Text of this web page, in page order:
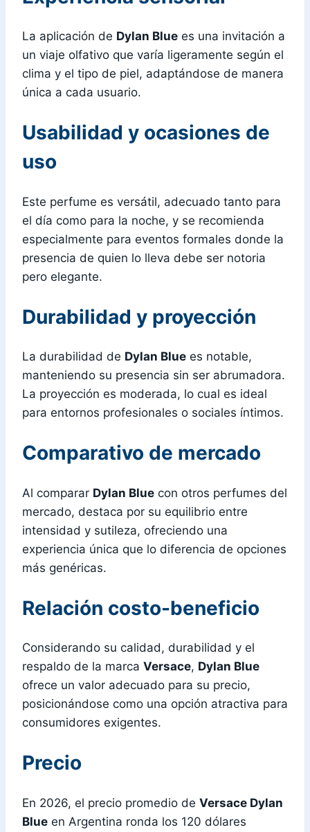
La aplicación de Dylan Blue es una invitación a
un viaje olfativo que varía ligeramente según el
clima y el tipo de piel, adaptándose de manera
única a cada usuario.
Usabilidad y ocasiones de
uso
Este perfume es versátil, adecuado tanto para
el día como para la noche, y se recomienda
especialmente para eventos formales donde la
presencia de quien lo lleva debe ser notoria
pero elegante.
Durabilidad y proyección
La durabilidad de Dylan Blue es notable,
manteniendo su presencia sin ser abrumadora.
La proyección es moderada, lo cual es ideal
para entornos profesionales o sociales íntimos.
Comparativo de mercado
Al comparar Dylan Blue con otros perfumes del
mercado, destaca por su equilibrio entre
intensidad y sutileza, ofreciendo una
experiencia única que lo diferencia de opciones
más genéricas.
Relación costo-beneficio
Considerando su calidad, durabilidad y el
respaldo de la marca Versace, Dylan Blue
ofrece un valor adecuado para su precio,
posicionándose como una opción atractiva para
consumidores exigentes.
Precio
En 2026, el precio promedio de Versace Dylan
Blue en Argentina ronda los 120 dólares